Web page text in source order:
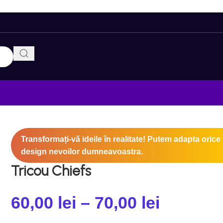
Transformați-vă ideile în realitate! Putem adapta orice
design nevoilor dumneavoastra.
Tricou Chiefs
60,00 lei – 70,00 lei